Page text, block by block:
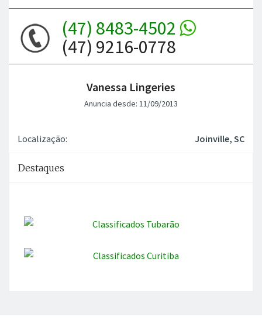
(47) 8483-4502
(47) 9216-0778
Vanessa Lingeries
Anuncia desde: 11/09/2013
Localização: Joinville, SC
Destaques